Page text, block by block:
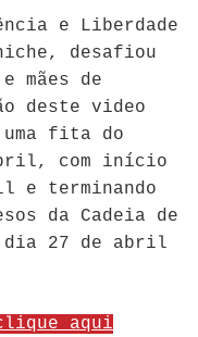
e Liberdade
desafiou
mães de
deste video
fita do
com início
e terminando
da Cadeia de
dia 27 de abril
aqui